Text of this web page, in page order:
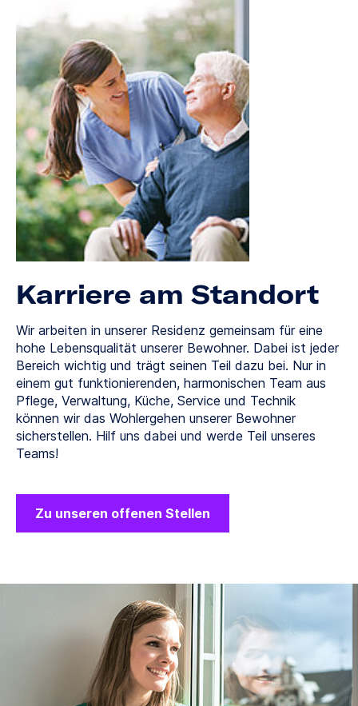
Karriere am Standort
Wir arbeiten in unserer Residenz gemeinsam für eine
hohe Lebensqualität unserer Bewohner. Dabei ist jeder
Bereich wichtig und trägt seinen Teil dazu bei. Nur in
einem gut funktionierenden, harmonischen Team aus
Pflege, Verwaltung, Küche, Service und Technik
können wir das Wohlergehen unserer Bewohner
sicherstellen. Hilf uns dabei und werde Teil unseres
Teams!
Zu unseren offenen Stellen